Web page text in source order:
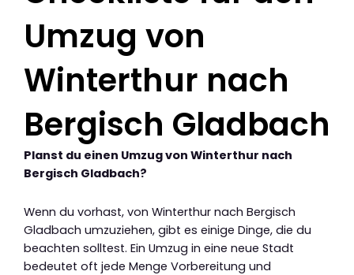
Umzug von
Winterthur nach
Bergisch Gladbach
Planst du einen Umzug von Winterthur nach
Bergisch Gladbach?
Wenn du vorhast, von Winterthur nach Bergisch
Gladbach umzuziehen, gibt es einige Dinge, die du
beachten solltest. Ein Umzug in eine neue Stadt
bedeutet oft jede Menge Vorbereitung und